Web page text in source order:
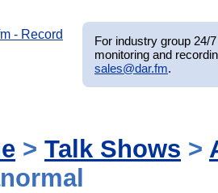
For industry group 24/
monitoring and
sales@dar.fm.
> Talk Shows >